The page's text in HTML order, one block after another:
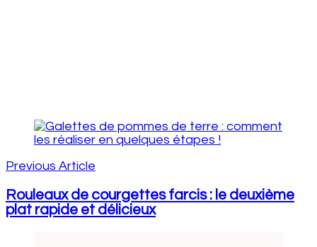
Post
Navigation
Previous Article
Rouleaux de courgettes farcis : le deuxième
plat rapide et délicieux